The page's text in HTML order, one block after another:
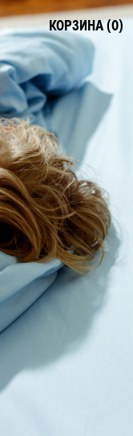
КОРЗИНА (0)